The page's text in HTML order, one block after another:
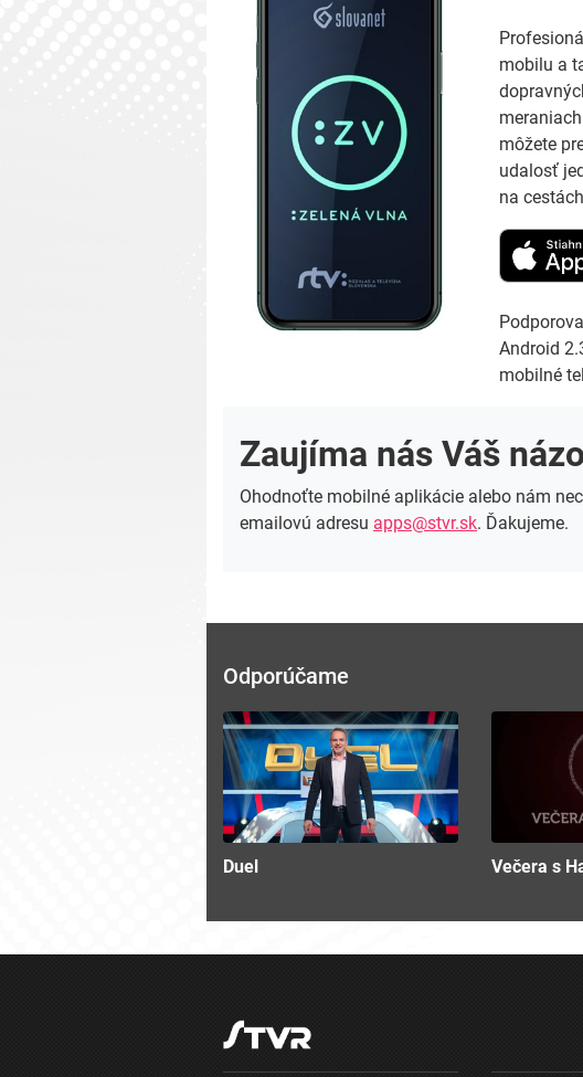
mobilu a
môžete
udalosť
na
Android
mobilné
Zaujíma nás Váš
Ohodnoťte mobilné aplikácie alebo nám
emailovú adresu apps@stvr.sk. Ďakujeme.
Odporúčame
Duel Večera s